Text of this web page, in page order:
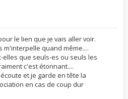
le lien que je vais aller voir.
m'interpelle quand même....
que seuls-es ou seuls les
c'est étonnant....
et je garde en tête la
en cas de coup dur